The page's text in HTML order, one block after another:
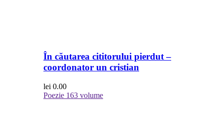
În căutarea cititorului pierdut –
coordonator un cristian
lei 0.00
Poezie 163 volume